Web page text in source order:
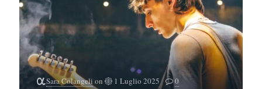
Sara Colangeli on 1 Luglio 2025 0